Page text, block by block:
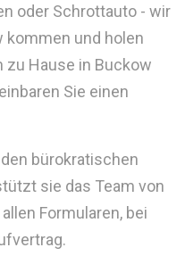
oder Schrottauto - wir
kommen und holen
zu Hause in Buckow
Sie einen
bürokratischen
sie das Team von
Formularen, bei